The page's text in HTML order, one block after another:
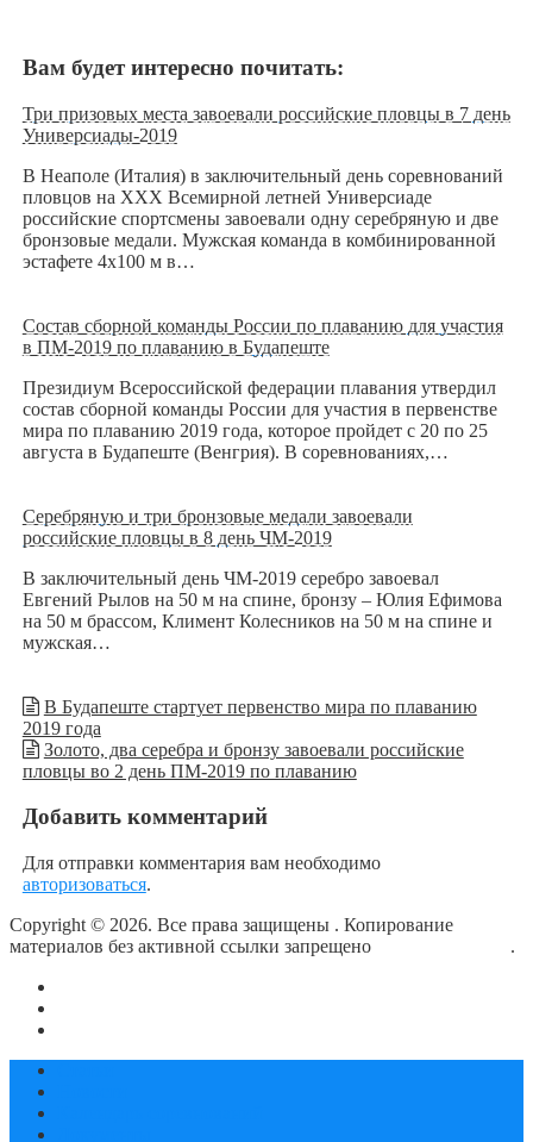
Вам будет интересно почитать:
Три призовых места завоевали российские пловцы в 7 день
Универсиады-2019
В Неаполе (Италия) в заключительный день соревнований
пловцов на XXX Всемирной летней Универсиаде
российские спортсмены завоевали одну серебряную и две
бронзовые медали. Мужская команда в комбинированной
эстафете 4х100 м в…
Состав сборной команды России по плаванию для участия
в ПМ-2019 по плаванию в Будапеште
Президиум Всероссийской федерации плавания утвердил
состав сборной команды России для участия в первенстве
мира по плаванию 2019 года, которое пройдет с 20 по 25
августа в Будапеште (Венгрия). В соревнованиях,…
Серебряную и три бронзовые медали завоевали
российские пловцы в 8 день ЧМ-2019
В заключительный день ЧМ-2019 серебро завоевал
Евгений Рылов на 50 м на спине, бронзу – Юлия Ефимова
на 50 м брассом, Климент Колесников на 50 м на спине и
мужская…
В Будапеште стартует первенство мира по плаванию
2019 года
Золото, два серебра и бронзу завоевали российские
пловцы во 2 день ПМ-2019 по плаванию
Добавить комментарий
Для отправки комментария вам необходимо
авторизоваться.
Copyright © 2026. Все права защищены . Копирование
материалов без активной ссылки запрещено
.